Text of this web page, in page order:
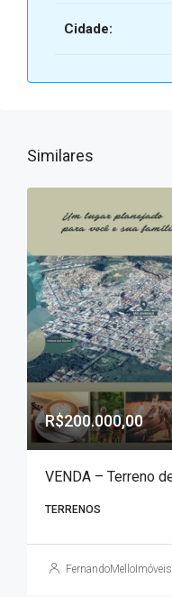
Cidade:
Similares
R$200.000,00
TERRENOS
FernandoMelloImóveis